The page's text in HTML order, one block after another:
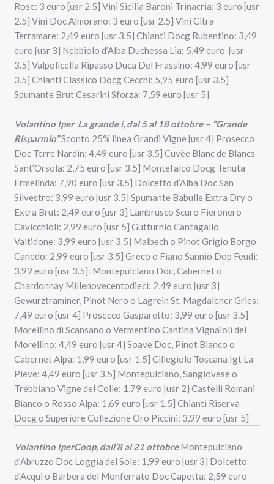
Rose: 3 euro [usr 2.5] Vini Sicilia Baroni Trinacria: 3 euro [usr
2.5] Vini Doc Almorano: 3 euro [usr 2.5] Vini Citra
Terramare: 2,49 euro [usr 3.5] Chianti Docg Rubentino: 3,49
euro [usr 3] Nebbiolo d’Alba Duchessa Lia: 5,49 euro [usr
3.5] Valpolicella Ripasso Duca Del Frassino: 4,99 euro [usr
3.5] Chianti Classico Docg Cecchi: 5,95 euro [usr 3.5]
Spumante Brut Cesarini Sforza: 7,59 euro [usr 5]
Volantino Iper La grande i, dal 5 al 18 ottobre – “Grande
Risparmio”Sconto 25% linea Grandi Vigne [usr 4] Prosecco
Doc Terre Nardin: 4,49 euro [usr 3.5] Cuvèe Blanc de Blancs
Sant’Orsola: 2,75 euro [usr 3.5] Montefalco Docg Tenuta
Ermelinda: 7,90 euro [usr 3.5] Dolcetto d’Alba Doc San
Silvestro: 3,99 euro [usr 3.5] Spumante Babulle Extra Dry o
Extra Brut: 2,49 euro [usr 3] Lambrusco Scuro Fieronero
Cavicchioli: 2,99 euro [usr 5] Gutturnio Cantagallo
Valtidone: 3,99 euro [usr 3.5] Malbech o Pinot Grigio Borgo
Canedo: 2,99 euro [usr 3.5] Greco o Fiano Sannio Dop Feudi:
3,99 euro [usr 3.5]: Montepulciano Doc, Cabernet o
Chardonnay Millenovecentodieci: 2,49 euro [usr 3]
Gewurztraminer, Pinot Nero o Lagrein St. Magdalener Gries:
7,49 euro [usr 4] Prosecco Gasparetto: 3,99 euro [usr 3.5]
Morellino di Scansano o Vermentino Cantina Vignaioli del
Morellino: 4,49 euro [usr 4] Soave Doc, Pinot Bianco o
Cabernet Alpa: 1,99 euro [usr 1.5] Ciliegiolo Toscana Igt La
Pieve: 4,49 euro [usr 3.5] Montepulciano, Sangiovese o
Trebbiano Vigne del Colle: 1,79 euro [usr 2] Castelli Romani
Bianco o Rosso Alpa: 1,69 euro [usr 1.5] Chianti Riserva
Docg o Superiore Collezione Oro Piccini: 3,99 euro [usr 5]
Volantino IperCoop, dall’8 al 21 ottobreMontepulciano
d’Abruzzo Doc Loggia del Sole: 1,99 euro [usr 3] Dolcetto
d’Acqui o Barbera del Monferrato Doc Capetta: 2,59 euro